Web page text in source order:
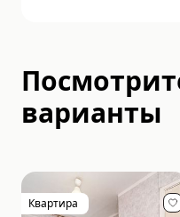
варианты
Квартира